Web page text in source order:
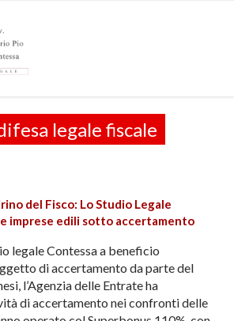
legale fiscale
del Fisco: Lo Studio Legale
imprese edili sotto accertamento
legale Contessa a beneficio
di accertamento da parte del
l’Agenzia delle Entrate ha
di accertamento nei confronti delle